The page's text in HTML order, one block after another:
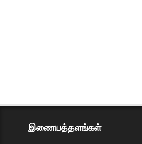
இணையத்தளங்கள்